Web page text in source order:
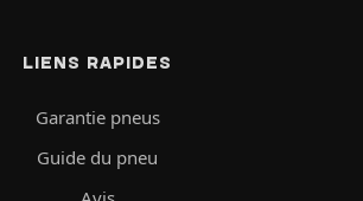
LIENS RAPIDES
Garantie pneus
Guide du pneu